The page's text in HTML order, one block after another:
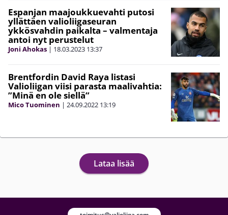
Espanjan maajoukkuevahti putosi
yllättäen valioliigaseuran
ykkösvahdin paikalta – valmentaja
antoi nyt perustelut
Joni Ahokas | 18.03.2023 13:37
Brentfordin David Raya listasi
Valioliigan viisi parasta maalivahtia:
”Minä en ole siellä”
Mico Tuominen | 24.09.2022 13:19
Lataa lisää